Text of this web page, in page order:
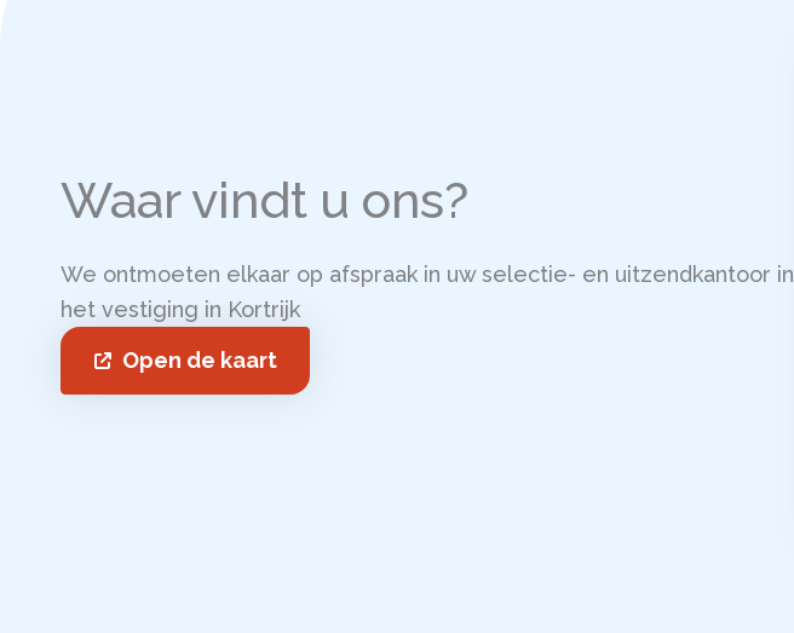
Waar vindt u ons?
We ontmoeten elkaar op afspraak in uw selectie- en uitzendkantoor in
het vestiging in Kortrijk
Open de kaart